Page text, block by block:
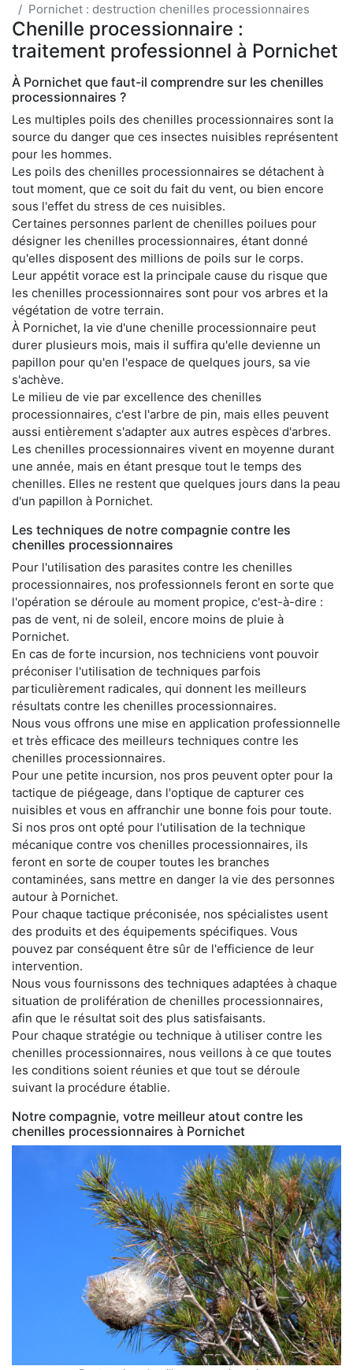
Pornichet : destruction chenilles processionnaires
Chenille processionnaire :
traitement professionnel à Pornichet
À Pornichet que faut-il comprendre sur les chenilles
processionnaires ?
Les multiples poils des chenilles processionnaires sont la
source du danger que ces insectes nuisibles représentent
pour les hommes.
Les poils des chenilles processionnaires se détachent à
tout moment, que ce soit du fait du vent, ou bien encore
sous l'effet du stress de ces nuisibles.
Certaines personnes parlent de chenilles poilues pour
désigner les chenilles processionnaires, étant donné
qu'elles disposent des millions de poils sur le corps.
Leur appétit vorace est la principale cause du risque que
les chenilles processionnaires sont pour vos arbres et la
végétation de votre terrain.
À Pornichet, la vie d'une chenille processionnaire peut
durer plusieurs mois, mais il suffira qu'elle devienne un
papillon pour qu'en l'espace de quelques jours, sa vie
s'achève.
Le milieu de vie par excellence des chenilles
processionnaires, c'est l'arbre de pin, mais elles peuvent
aussi entièrement s'adapter aux autres espèces d'arbres.
Les chenilles processionnaires vivent en moyenne durant
une année, mais en étant presque tout le temps des
chenilles. Elles ne restent que quelques jours dans la peau
d'un papillon à Pornichet.
Les techniques de notre compagnie contre les
chenilles processionnaires
Pour l'utilisation des parasites contre les chenilles
processionnaires, nos professionnels feront en sorte que
l'opération se déroule au moment propice, c'est-à-dire :
pas de vent, ni de soleil, encore moins de pluie à
Pornichet.
En cas de forte incursion, nos techniciens vont pouvoir
préconiser l'utilisation de techniques parfois
particulièrement radicales, qui donnent les meilleurs
résultats contre les chenilles processionnaires.
Nous vous offrons une mise en application professionnelle
et très efficace des meilleurs techniques contre les
chenilles processionnaires.
Pour une petite incursion, nos pros peuvent opter pour la
tactique de piégeage, dans l'optique de capturer ces
nuisibles et vous en affranchir une bonne fois pour toute.
Si nos pros ont opté pour l'utilisation de la technique
mécanique contre vos chenilles processionnaires, ils
feront en sorte de couper toutes les branches
contaminées, sans mettre en danger la vie des personnes
autour à Pornichet.
Pour chaque tactique préconisée, nos spécialistes usent
des produits et des équipements spécifiques. Vous
pouvez par conséquent être sûr de l'efficience de leur
intervention.
Nous vous fournissons des techniques adaptées à chaque
situation de prolifération de chenilles processionnaires,
afin que le résultat soit des plus satisfaisants.
Pour chaque stratégie ou technique à utiliser contre les
chenilles processionnaires, nous veillons à ce que toutes
les conditions soient réunies et que tout se déroule
suivant la procédure établie.
Notre compagnie, votre meilleur atout contre les
chenilles processionnaires à Pornichet